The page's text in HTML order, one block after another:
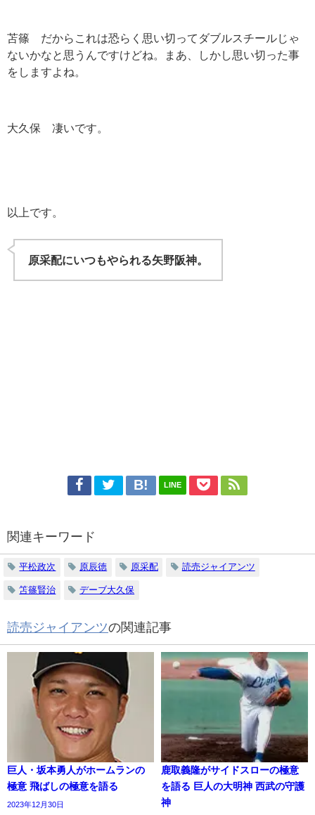
苫篠 だからこれは恐らく思い切ってダブルスチールじゃ
ないかなと思うんですけどね。まあ、しかし思い切った事
をしますよね。
大久保 凄いです。
以上です。
原采配にいつもやられる矢野阪神。
LINE
関連キーワード
平松政次 原辰徳 原采配 読売ジャイアンツ
笘篠賢治 デーブ大久保
読売ジャイアンツの関連記事
巨人・坂本勇人がホームランの
極意 飛ばしの極意を語る
2023年12月30日
鹿取義隆がサイドスローの極意
を語る 巨人の大明神 西武の守護
神